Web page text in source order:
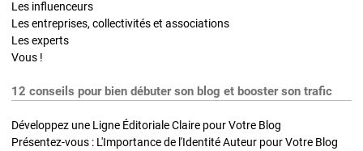
Les influenceurs
Les entreprises, collectivités et associations
Les experts
Vous !
12 conseils pour bien débuter son blog et booster son trafic
Développez une Ligne Éditoriale Claire pour Votre Blog
Présentez-vous : L'Importance de l'Identité Auteur pour Votre Blog